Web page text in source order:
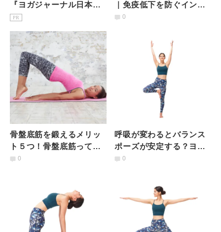
『ヨガジャーナル日本
版』予約購読のご案内
PR
｜免疫低下を防ぐインナ
ーマッスルの３つの使い
0
骨盤底筋を鍛えるメリッ
ト５つ！骨盤底筋ってど
こにある？効率的に鍛え
0
呼吸が変わるとバランス
ポーズが安定する？ヨガ
が上達する3つの基本とは
0